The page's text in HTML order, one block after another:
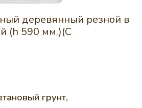
деревянный резной в
(h 590 мм.)(С
грунт,